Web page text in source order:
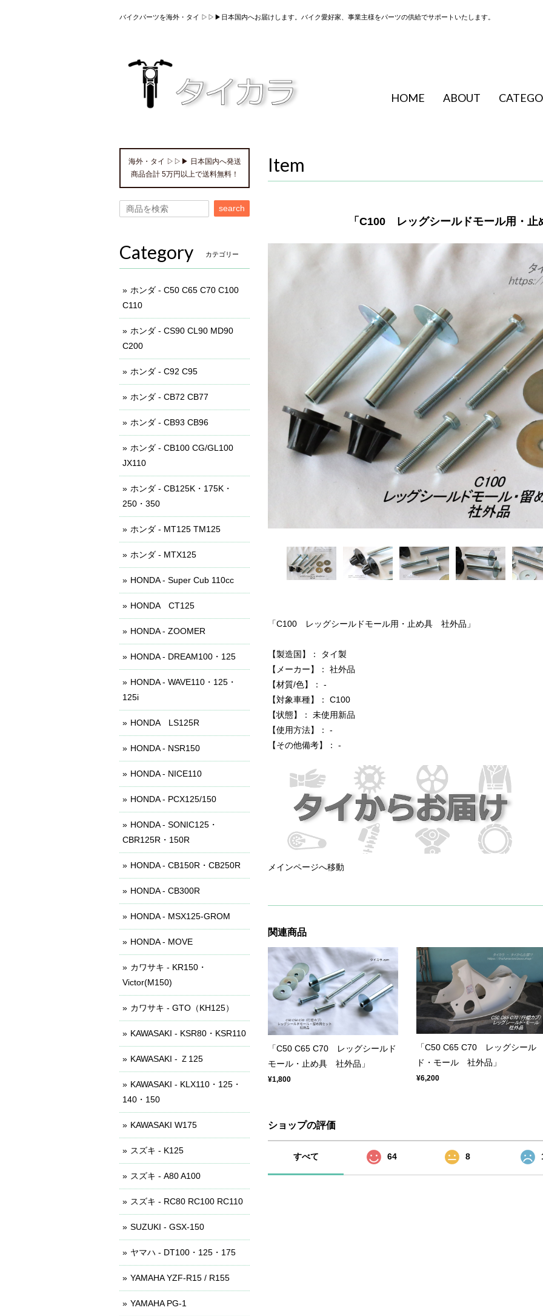
バイクパーツを海外・タイ ▷▷▶日本国内へお届けします。バイク愛好家、事業主様をパーツの供給でサポートいたします。
HOME ABOUT
Item
「C100 レッグシールドモール用・
「C100 レッグシールドモール用・止め具 社外品」
【製造国】： タイ製
【メーカー】： 社外品
【材質/色】： -
【対象車種】： C100
【状態】： 未使用新品
【使用方法】： -
【その他備考】： -
メインページへ移動
関連商品
「C50 C65 C70 レッグシールド
モール・止め具 社外品」
¥1,800
「C50 C65 C70 レッグシール
ド・モール 社外品」
¥6,200
ショップの評価
すべて 64 8
海外・タイ ▷▷▶ 日本国内へ発送
商品合計 5万円以上で送料無料！
search
Category カテゴリー
ホンダ - C50 C65 C70 C100
C110
ホンダ - CS90 CL90 MD90
C200
ホンダ - C92 C95
ホンダ - CB72 CB77
ホンダ - CB93 CB96
ホンダ - CB100 CG/GL100
JX110
ホンダ - CB125K・175K・
250・350
ホンダ - MT125 TM125
ホンダ - MTX125
HONDA - Super Cub 110cc
HONDA CT125
HONDA - ZOOMER
HONDA - DREAM100・125
HONDA - WAVE110・125・
125i
HONDA LS125R
HONDA - NSR150
HONDA - NICE110
HONDA - PCX125/150
HONDA - SONIC125・
CBR125R・150R
HONDA - CB150R・CB250R
HONDA - CB300R
HONDA - MSX125-GROM
HONDA - MOVE
カワサキ - KR150・
Victor(M150)
カワサキ - GTO（KH125）
KAWASAKI - KSR80・KSR110
KAWASAKI - Ｚ125
KAWASAKI - KLX110・125・
140・150
KAWASAKI W175
スズキ - K125
スズキ - A80 A100
スズキ - RC80 RC100 RC110
SUZUKI - GSX-150
ヤマハ - DT100・125・175
YAMAHA YZF-R15 / R155
YAMAHA PG-1